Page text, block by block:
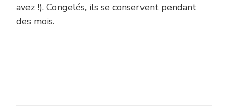
avez !). Congelés, ils se conservent pendant
des mois.